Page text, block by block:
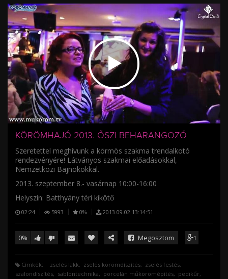
/
KÖRÖMHAJÓ 2013. ŐSZI BEHARANGOZÓ
Szeretettel meghívunk a körmös szakma trendalkotó
rendezvényére! Látványos szakmai előadásokkal,
Nemzetközi Bajnokokkal.
2013. szeptember 8.- vasárnap 10:00-16:00
Helyszín: Batthyány téri kikötő
02:24 5993 0% 2013.09.02 13:14:51
0% Megosztom 1
Címkék: zselés lakk zselés körömdíszítés
zselés festés
szalondíszítés
sablontechnika porcelán műkörömépítés
pedikűr